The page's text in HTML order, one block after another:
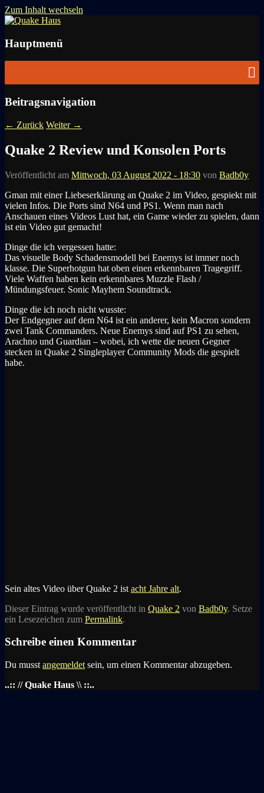
Zum Inhalt wechseln
Quake Haus
Hauptmenü
Beitragsnavigation
← Zurück Weiter →
Quake 2 Review und Konsolen Ports
Veröffentlicht am Mittwoch, 03 August 2022 - 18:30 von Badb0y
Gman mit einer Liebeserklärung an Quake 2 im Video, gespiekt mit
vielen Infos. Die Ports sind N64 und PS1. Wenn man nach
Anschauen eines Videos Lust hat, ein Game wieder zu spielen, dann
ist ein Video gut gemacht!
Dinge die ich vergessen hatte:
Das visuelle Body Schadensmodell bei Enemys ist immer noch
klasse. Die Superhotgun hat oben einen erkennbaren Tragegriff.
Viele Waffen haben kein erkennbares Muzzle Flash /
Mündungsfeuer. Sonic Mayhem Soundtrack.
Dinge die ich noch nicht wusste:
Der Endgegner auf dem N64 ist ein anderer, kein Macron sondern
zwei Tank Commanders. Neue Enemys sind auf PS1 zu sehen,
Arachno und Guardian – wobei, ich wette die neuen Gegner
stecken in Quake 2 Singleplayer Community Mods die gespielt
habe.
Sein altes Video über Quake 2 ist acht Jahre alt.
Dieser Eintrag wurde veröffentlicht in Quake 2 von Badb0y. Setze
ein Lesezeichen zum Permalink.
Schreibe einen Kommentar
Du musst angemeldet sein, um einen Kommentar abzugeben.
..:: // Quake Haus \\ ::..